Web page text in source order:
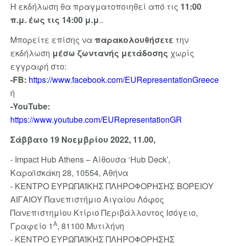
Η εκδήλωση θα πραγματοποιηθεί από τις 11:00
π.μ. έως τις 14:00 μ.μ..
Μπορείτε επίσης να παρακολουθήσετε την
εκδήλωση μέσω ζωντανής μετάδοσης χωρίς
εγγραφή στο:
-FB: https://www.facebook.com/EURepresentationGreece
ή
-YouTube:
https://www.youtube.com/EURepresentationGR
Σάββατο 19 Νοεμβρίου 2022, 11.00,
- Impact Hub Athens – Αίθουσα ‘Hub Deck’,
Καραϊσκάκη 28, 10554, Αθήνα
- ΚΕΝΤΡΟ ΕΥΡΩΠΑΪΚΗΣ ΠΛΗΡΟΦΟΡΗΣΗΣ ΒΟΡΕΙΟΥ
ΑΙΓΑΙΟΥ Πανεπιστήμιο Αιγαίου Λόφος
Πανεπιστημίου Κτίριο Περιβάλλοντος Ισόγειο,
Γραφείο 1Α, 81100 Μυτιλήνη
- ΚΕΝΤΡΟ ΕΥΡΩΠΑΪΚΗΣ ΠΛΗΡΟΦΟΡΗΣΗΣ